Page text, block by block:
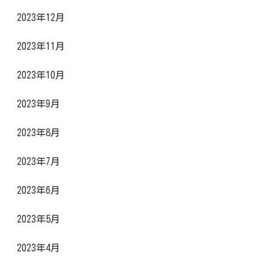
2023年12月
2023年11月
2023年10月
2023年9月
2023年8月
2023年7月
2023年6月
2023年5月
2023年4月